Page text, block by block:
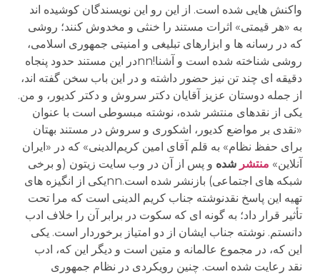
واکنش هایی شده است. از این رو این نویسندگان کوشیده اند
به «هر قیمتی» اثرات مستند را خنثی و مخدوش کنند؛ روشی
که در رسانه ها و ابزارهای تبلیغی و امنیتی جمهوری اسلامی،
روشی شناخته شده است و آشنا!nnدر این مستند حدود پنجاه
دقیقه ای چند تن نیز حضور داشته و در این باب سخن گفته اند،
از جمله دوستان عزیز آقایان دکتر سروش و دکتر کدیور، و من.
یکی از نقدهای منتشر شده، نوشته مبسوطی است با عنوان
«نقدی بر مواضع کدیور، اشکوری و سروش در مستند بهتان
برای حفظ نظام» به قلم آقای امین کریم‌الدینی» که در «ایران
آنلاین» منتشر شده و پس از آن در وب سایت زیتون (و برخی
شبکه های اجتماعی) بازنشر شده است.nnیکی از انگیزه های
تهیه این پاسخ نقدنوشته جناب کریم الدینی است که مرا تحت
تأثیر قرار داد؛ به گونه ای که سکوت در برابر آن را خلاف ادب
دانستم. نوشته جناب ایشان از دو امتیاز برخوردار است. یکی
این که، در مجموع عالمانه و متین است و دیگر این که، ادب
نقد رعایت شده است. چنین رویکردی در نظام جمهوری